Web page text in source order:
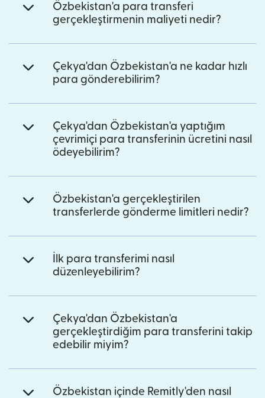
Özbekistan'a para transferi
gerçekleştirmenin maliyeti nedir?
Çekya'dan Özbekistan'a ne kadar hızlı
para gönderebilirim?
Çekya'dan Özbekistan'a yaptığım
çevrimiçi para transferinin ücretini nasıl
ödeyebilirim?
Özbekistan'a gerçekleştirilen
transferlerde gönderme limitleri nedir?
İlk para transferimi nasıl
düzenleyebilirim?
Çekya'dan Özbekistan'a
gerçekleştirdiğim para transferini takip
edebilir miyim?
Özbekistan içinde Remitly'den nasıl